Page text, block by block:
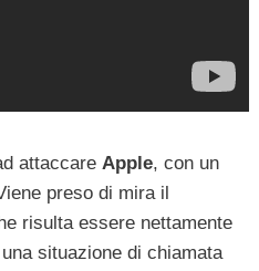
attaccare Apple, con un
preso di mira il
risulta essere nettamente
situazione di chiamata